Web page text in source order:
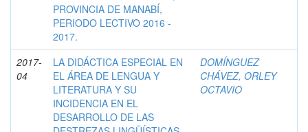
PROVINCIA DE MANABÍ,
PERIODO LECTIVO 2016 -
2017.
2017-
04
LA DIDÁCTICA ESPECIAL EN
EL ÁREA DE LENGUA Y
LITERATURA Y SU
INCIDENCIA EN EL
DESARROLLO DE LAS
DOMÍNGUEZ
CHÁVEZ, ORLEY
OCTAVIO